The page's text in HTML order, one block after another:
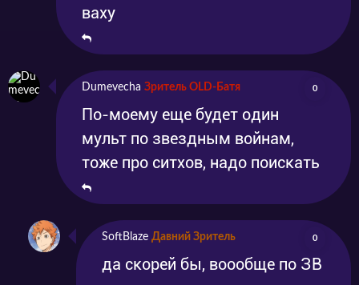
ваху
Dumevecha Зритель OLD-Батя 0
По-моему еще будет один
мульт по звездным войнам,
тоже про ситхов, надо поискать
SoftBlaze Давний Зритель 0
да скорей бы, воообще по ЗВ